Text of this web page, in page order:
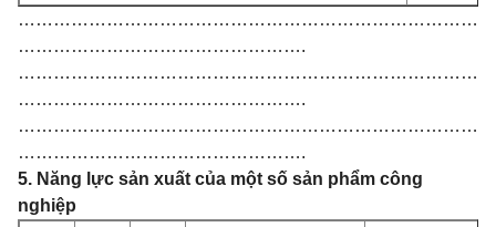
……………………………………………………………………
………………………………………….
……………………………………………………………………
………………………………………….
……………………………………………………………………
………………………………………….
5. Năng lực sản xuất của một số sản phẩm công
nghiệp